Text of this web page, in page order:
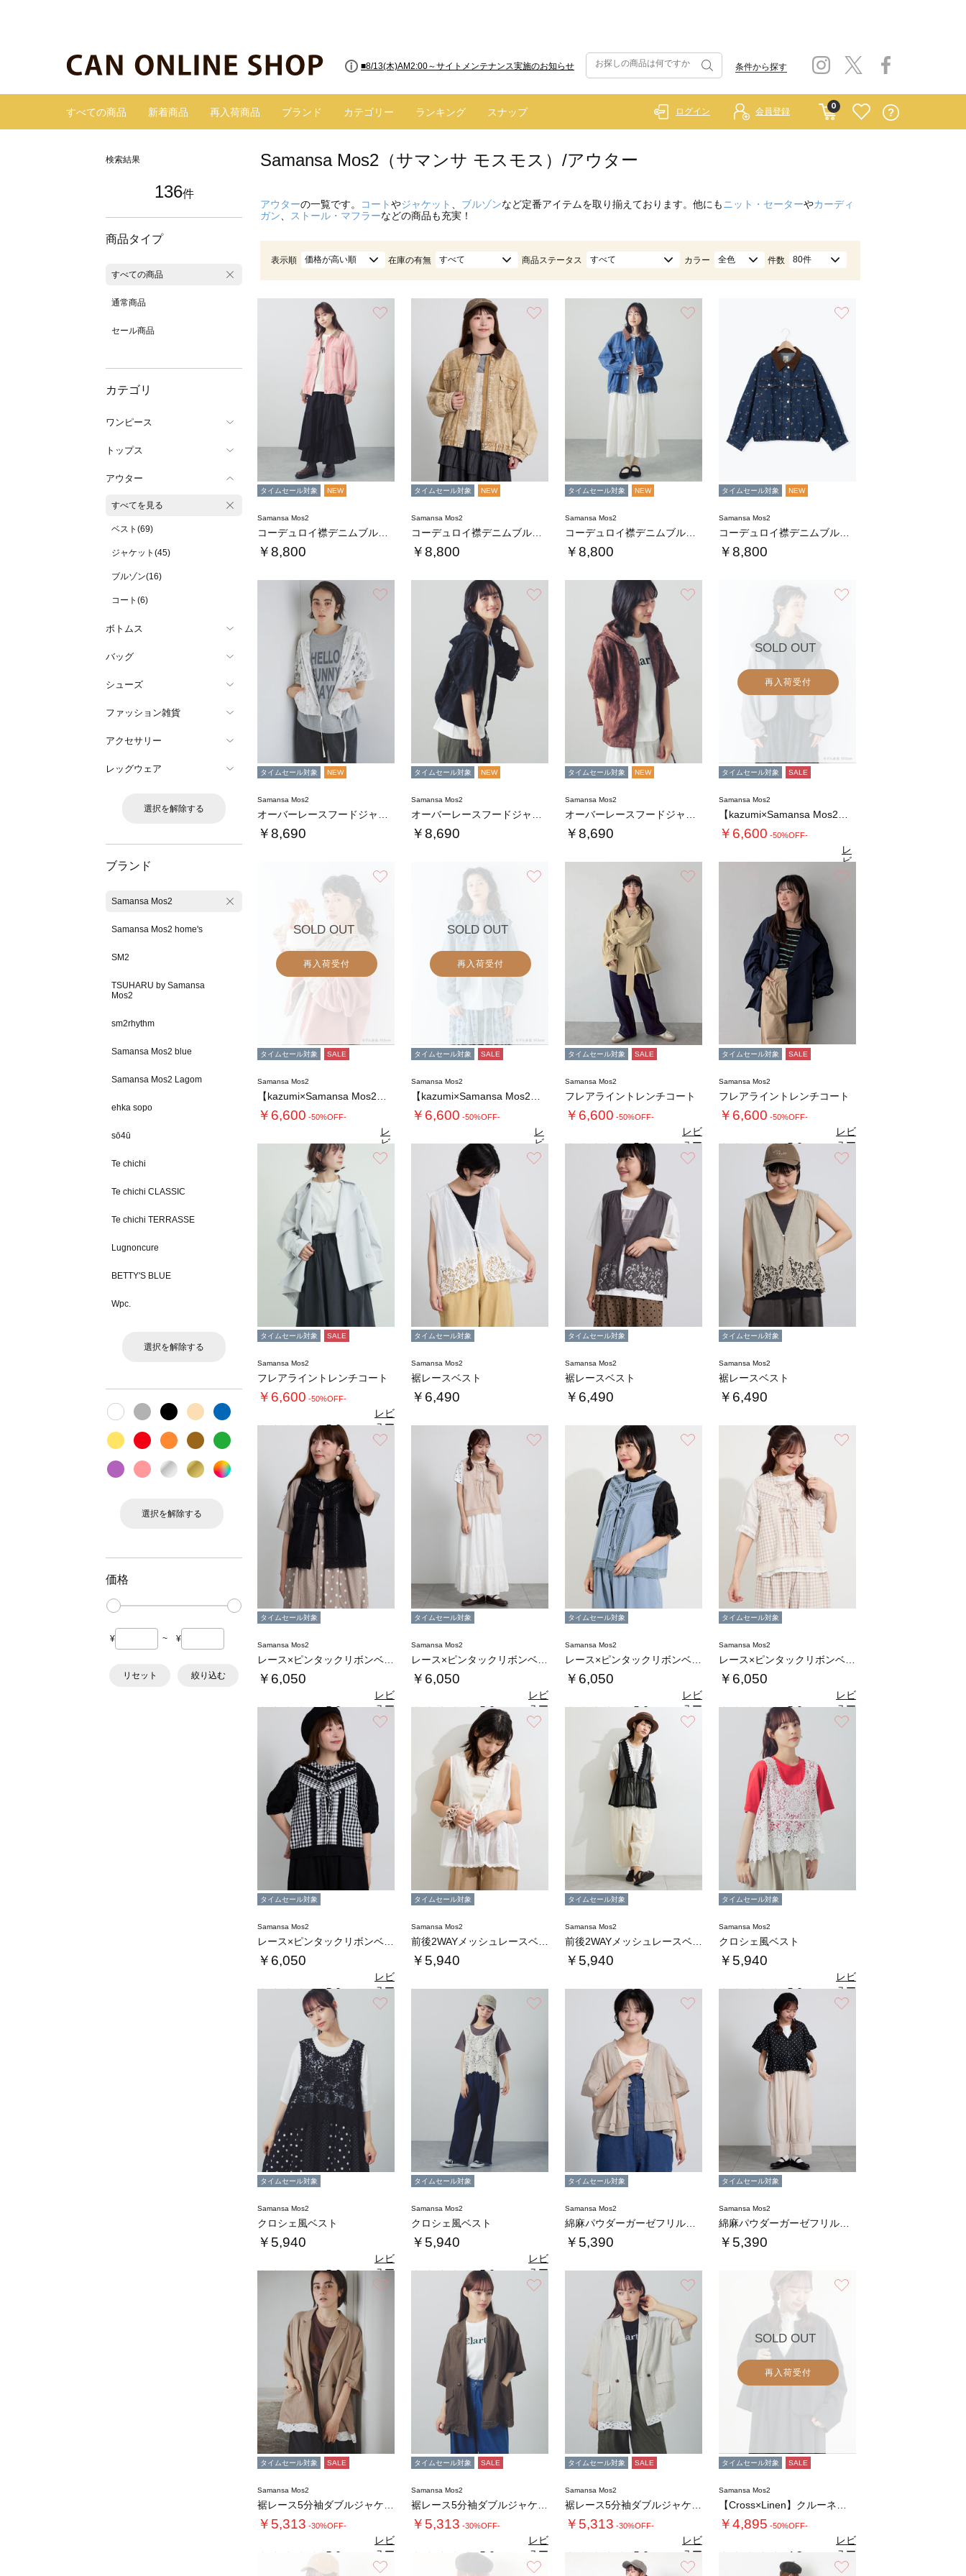
■8/13(木)AM2:00～サイトメンテナンス実施のお知らせ
■【お知らせ】ヤマト運輸の配送遅延・停止について 条件から探す
すべての商品 新着商品 再入荷商品 ブランド カテゴリー ランキング スナップ
0
ログイン 会員登録
検索結果
136件
商品タイプ
すべての商品
通常商品
セール商品
カテゴリ
ワンピース
トップス
アウター
すべてを見る
ベスト(69)
ジャケット(45)
ブルゾン(16)
コート(6)
ボトムス
バッグ
シューズ
ファッション雑貨
アクセサリー
レッグウェア
選択を解除する
ブランド
Samansa Mos2
Samansa Mos2 home's
SM2
TSUHARU by Samansa
Mos2
sm2rhythm
Samansa Mos2 blue
Samansa Mos2 Lagom
ehka sopo
sō4ū
Te chichi
Te chichi CLASSIC
Te chichi TERRASSE
Lugnoncure
BETTY'S BLUE
Wpc.
選択を解除する
選択を解除する
価格
¥ ~ ¥
リセット 絞り込む
Samansa Mos2（サマンサ モスモス）/アウター
アウターの一覧です。 コートやジャケット ブルゾンなど定番アイテムを取り揃えております。他にも ニット・セーターやカーディ
ガン
ストール・マフラーなどの商品も充実！
表示順 価格が高い順 在庫の有無 すべて 商品ステータス すべて カラー 全色 件数 80件
タイムセール対象 NEW
Samansa Mos2
￥8,800
タイムセール対象 NEW
Samansa Mos2
￥8,800
タイムセール対象 NEW
Samansa Mos2
￥8,800
タイムセール対象 NEW
Samansa Mos2
￥8,800
タイムセール対象 NEW
Samansa Mos2
￥8,690
タイムセール対象 NEW
Samansa Mos2
￥8,690
タイムセール対象 NEW
Samansa Mos2
￥8,690
SOLD OUT
再入荷受付
タイムセール対象 SALE
Samansa Mos2
￥6,600 -50%OFF-
4.9（53）
レ
ビ
ュ
ー
SOLD OUT
再入荷受付
タイムセール対象 SALE
Samansa Mos2
￥6,600 -50%OFF-
4.9（53）
レ
ビ
ュ
ー
SOLD OUT
再入荷受付
タイムセール対象 SALE
Samansa Mos2
￥6,600 -50%OFF-
4.9（53）
レ
ビ
ュ
ー
タイムセール対象 SALE
Samansa Mos2
フレアライントレンチコート
￥6,600 -50%OFF-
5.0（1）
レビ
ュー
を見
る
タイムセール対象 SALE
Samansa Mos2
フレアライントレンチコート
￥6,600 -50%OFF-
5.0（1）
レビ
ュー
を見
る
タイムセール対象 SALE
Samansa Mos2
フレアライントレンチコート
￥6,600 -50%OFF-
5.0（1）
レビ
ュー
を見
る
タイムセール対象
Samansa Mos2
裾レースベスト
￥6,490
タイムセール対象
Samansa Mos2
裾レースベスト
￥6,490
タイムセール対象
Samansa Mos2
裾レースベスト
￥6,490
タイムセール対象
Samansa Mos2
￥6,050
5.0（1）
レビ
ュー
を見
る
タイムセール対象
Samansa Mos2
￥6,050
5.0（1）
レビ
ュー
を見
る
タイムセール対象
Samansa Mos2
￥6,050
5.0（1）
レビ
ュー
を見
る
タイムセール対象
Samansa Mos2
￥6,050
5.0（1）
レビ
ュー
を見
る
タイムセール対象
Samansa Mos2
￥6,050
5.0（1）
レビ
ュー
を見
る
タイムセール対象
Samansa Mos2
￥5,940
タイムセール対象
Samansa Mos2
￥5,940
タイムセール対象
Samansa Mos2
クロシェ風ベスト
￥5,940
5.0（1）
レビ
ュー
を見
る
タイムセール対象
Samansa Mos2
クロシェ風ベスト
￥5,940
5.0（1）
レビ
ュー
を見
る
タイムセール対象
Samansa Mos2
クロシェ風ベスト
￥5,940
5.0（1）
レビ
ュー
を見
る
タイムセール対象
Samansa Mos2
￥5,390
タイムセール対象
Samansa Mos2
￥5,390
タイムセール対象 SALE
Samansa Mos2
￥5,313 -30%OFF-
5.0
レビ
ュー
を見
タイムセール対象 SALE
Samansa Mos2
￥5,313 -30%OFF-
5.0
レビ
ュー
を見
タイムセール対象 SALE
Samansa Mos2
￥5,313 -30%OFF-
5.0
レビ
ュー
を見
SOLD OUT
再入荷受付
タイムセール対象 SALE
Samansa Mos2
￥4,895 -50%OFF-
4.3
レビ
ュー
を見